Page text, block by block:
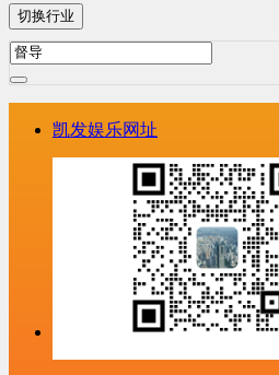
切换行业
凯发娱乐网址